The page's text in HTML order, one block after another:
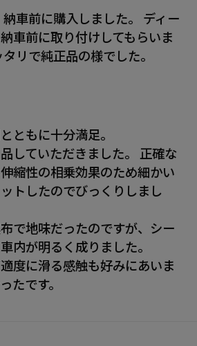
車前に購入しました。 ディー
車前に取り付けしてもらいま
リで純正品の様でした。
ともに十分満足。
していただきました。 正確な
縮性の相乗効果のため細かい
トしたのでびっくりしまし
で地味だったのですが、シー
内が明るく成りました。
度に滑る感触も好みにあいま
たです。